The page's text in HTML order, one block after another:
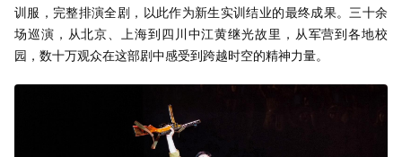
训服，完整排演全剧，以此作为新生实训结业的最终成果。三十余
场巡演，从北京、上海到四川中江黄继光故里，从军营到各地校
园，数十万观众在这部剧中感受到跨越时空的精神力量。